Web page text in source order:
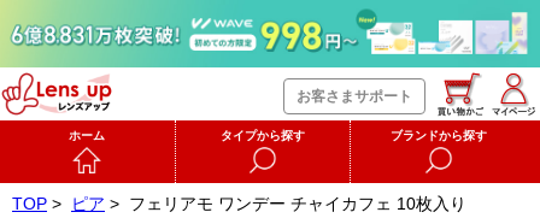
お客さまサポート
ホーム タイプから探す ブランドから探す
TOP > ピア > フェリアモ ワンデー チャイカフェ 10枚入り